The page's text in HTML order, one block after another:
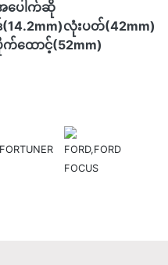
ပေါက်ဆို
(14.2mm)လုံးပတ်(42mm)
က်ထောင့်(52mm)
FORD,FORD
FOCUS